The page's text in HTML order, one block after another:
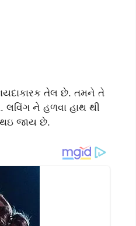
તેલ છે. તમને તે
લવિંગ ને હળવા હાથ થી
જાય છે.